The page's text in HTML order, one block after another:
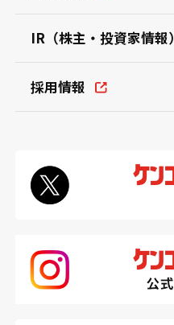
IR（株主・投資家情報）
採用情報